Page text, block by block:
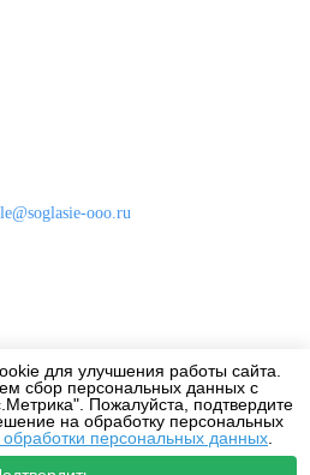
для улучшения работы сайта.
сбор персональных данных с
Пожалуйста, подтвердите
на обработку персональных
обработки персональных данных
ooo.ru